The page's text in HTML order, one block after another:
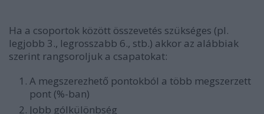
Ha a csoportok között összevetés szükséges (pl.
legjobb 3., legrosszabb 6., stb.) akkor az alábbiak
szerint rangsoroljuk a csapatokat:
A megszerezhető pontokból a több megszerzett
pont (%-ban)
Jobb gólkülönbség